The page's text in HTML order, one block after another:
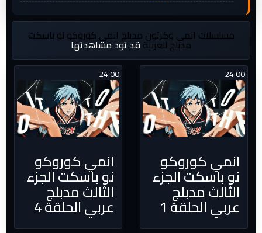
مسلسلات انمي وكرتون مدبلج انمي كوروكو نو باسكت
مدبلج للعربية قد تود مشاهدتها
24:00
انمي كوروكو
نو باسكت الجزء
الثالث مدبلج
عربي الحلقة 1
24:00
انمي كوروكو
نو باسكت الجزء
الثالث مدبلج
عربي الحلقة 4